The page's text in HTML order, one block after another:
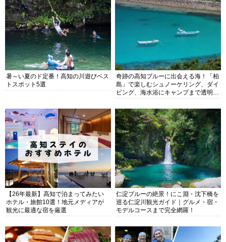
暑～い夏のド定番！高知の川遊びベス
トスポット5選
奇跡の高知ブルーに出会える海！「柏
島」で楽しむシュノーケリング、ダイ
ビング、海水浴にキャンプまで透明度
【26年最新】高知で泊まってみたい
ホテル・旅館10選！地元メディアが
観光に最適な宿を厳選
仁淀ブルーの絶景！にこ淵・沈下橋を
巡る仁淀川観光ガイド｜グルメ・宿・
モデルコースまで完全網羅！